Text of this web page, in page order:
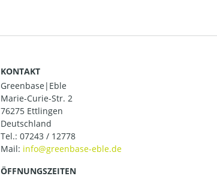
KONTAKT
Greenbase|Eble
Marie-Curie-Str. 2
76275 Ettlingen
Deutschland
Tel.: 07243 / 12778
Mail:
ÖFFNUNGSZEITEN